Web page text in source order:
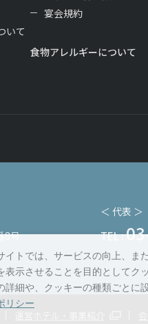
いて
宴会規約
食物アレルギーについて
8号
＜ 代表 ＞
TEL :
イトでは、サービスの向上、ま
表示させることを目的としてク
詳細や、クッキーの種類ごとに
リシー